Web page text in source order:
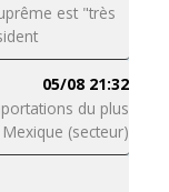
est "très
05/08 21:32
du plus
(secteur)